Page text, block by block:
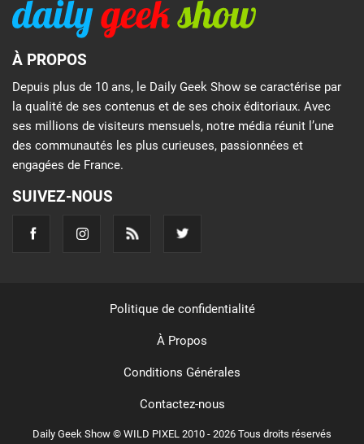
À PROPOS
Depuis plus de 10 ans, le Daily Geek Show se caractérise par
la qualité de ses contenus et de ses choix éditoriaux. Avec
ses millions de visiteurs mensuels, notre média réunit l’une
des communautés les plus curieuses, passionnées et
engagées de France.
SUIVEZ-NOUS
Daily Geek Show © WILD PIXEL 2010 - 2026 Tous droits réservés
Politique de confidentialité
À Propos
Conditions Générales
Contactez-nous